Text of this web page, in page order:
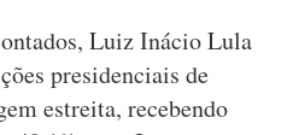
Luiz Inácio Lula
presidenciais de
estreita, recebendo